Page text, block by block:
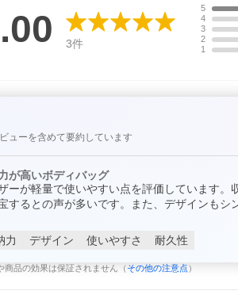
3件
5
4
3
2
1
ューを含めて要約しています
が高いボディバッグ
ーが軽量で使いやすい点を評価しています
するとの声が多いです。また、デザインもシ
力 デザイン 使いやすさ 耐久性
商品の効果は保証されません（ その他の注意点 ）